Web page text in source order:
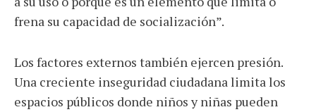
frena su capacidad de socialización”.
Los factores externos también ejercen presión.
Una creciente inseguridad ciudadana limita los
espacios públicos donde niños y niñas pueden